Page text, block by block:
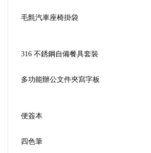
毛氈汽車座椅掛袋
316 不銹鋼自備餐具套裝
多功能辦公文件夾寫字板
便簽本
四色筆